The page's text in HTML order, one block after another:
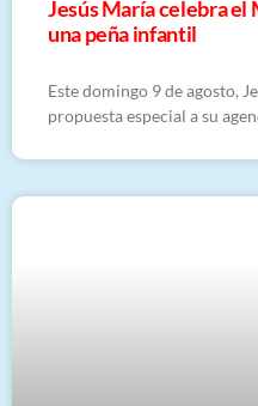
Jesús María celebra el
una peña infantil
Este domingo 9 de agosto,
propuesta especial a su